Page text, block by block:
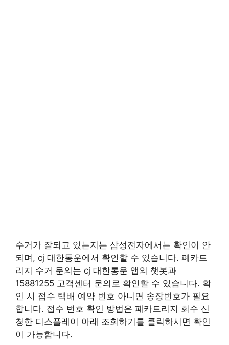
수거가 잘되고 있는지는 삼성전자에서는 확인이 안
되며, cj 대한통운에서 확인할 수 있습니다. 폐카트
리지 수거 문의는 cj 대한통운 앱의 챗봇과
15881255 고객센터 문의로 확인할 수 있습니다. 확
인 시 접수 택배 예약 번호 아니면 송장번호가 필요
합니다. 접수 번호 확인 방법은 폐카트리지 회수 신
청한 디스플레이 아래 조회하기를 클릭하시면 확인
이 가능합니다.